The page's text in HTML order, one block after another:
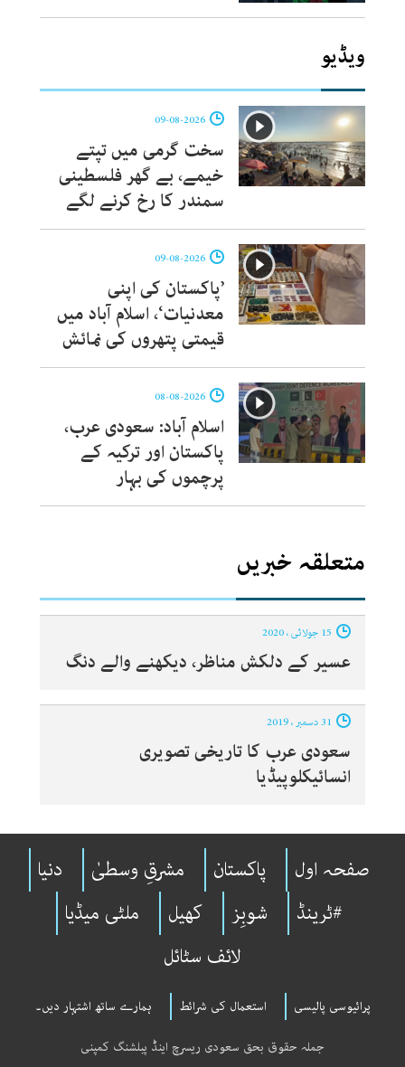
ویڈیو
سخت گرمی میں تپتے
خیمے، بے گھر فلسطینی
سمندر کا رخ کرنے لگے
’پاکستان کی اپنی
معدنیات‘، اسلام آباد میں
قیمتی پتھروں کی نمائش
اسلام آباد: سعودی عرب،
پاکستان اور ترکیہ کے
پرچموں کی بہار
متعلقہ خبریں
عسیر کے دلکش مناظر، دیکھنے والے دنگ
سعودی عرب کا تاریخی تصویری
انسائیکلوپیڈیا
صفحہ اول پاکستان مشرقِ وسطیٰ
دنیا
#ٹرینڈ
شوبِز کھیل
ملٹی میڈیا
لائف سٹائل
پرائیوسی پالیسی استعمال کی شرائط ہمارے ساتھ اشتہار دیں۔
جملہ حقوق بحق سعودی ریسرچ اینڈ پبلشنگ کمپنی